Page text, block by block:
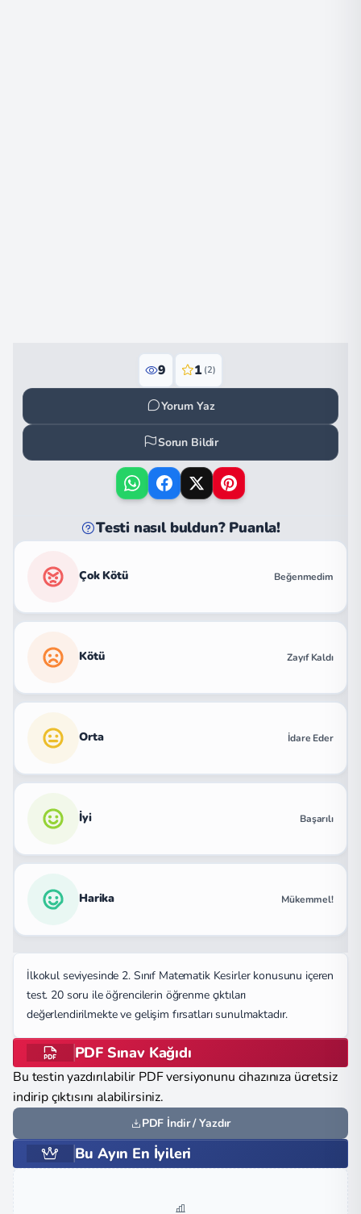
9 1 (2)
Yorum Yaz
Sorun Bildir
Testi nasıl buldun? Puanla!
Çok Kötü Beğenmedim
Kötü Zayıf Kaldı
Orta İdare Eder
İyi Başarılı
Harika Mükemmel!
İlkokul seviyesinde 2. Sınıf Matematik Kesirler konusunu içeren
test. 20 soru ile öğrencilerin öğrenme çıktıları
değerlendirilmekte ve gelişim fırsatları sunulmaktadır.
PDF Sınav Kağıdı
Bu testin yazdırılabilir PDF versiyonunu cihazınıza ücretsiz
indirip çıktısını alabilirsiniz.
PDF İndir / Yazdır
Bu Ayın En İyileri